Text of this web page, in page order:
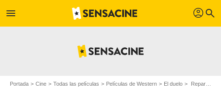
menu profil search
Portada Cine Todas las películas Películas de Western El duelo Reparto El duelo